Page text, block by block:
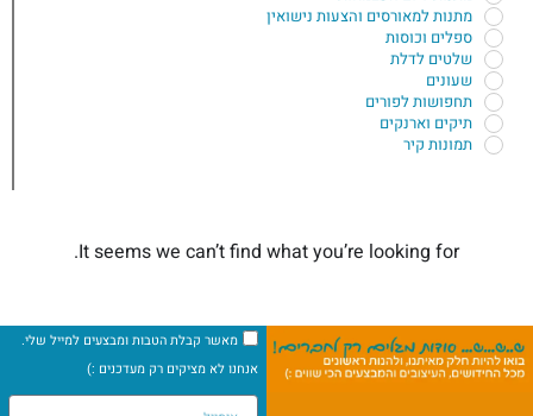
מתנות למאורסים והצעות נישואין
ספלים וכוסות
שלטים לדלת
שעונים
תחפושות לפורים
תיקים וארנקים
תמונות קיר
It seems we can’t find what you’re looking for.
מאשר קבלת הטבות ומבצעים למייל שלי.
אנחנו לא מציקים רק מעדכנים :)